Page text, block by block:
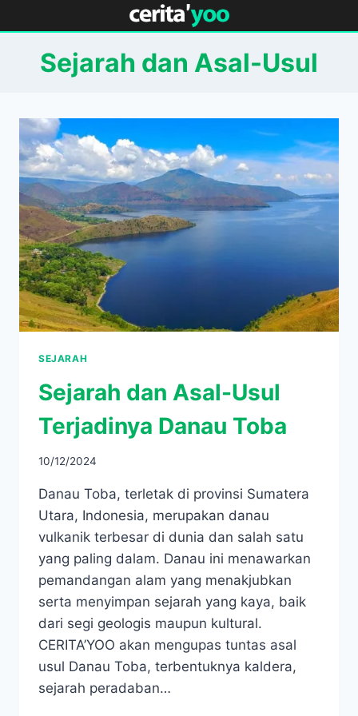
to
contentSejarah dan Asal-Usul
SEJARAH
Sejarah dan Asal-Usul
Terjadinya Danau Toba
10/12/2024
Danau Toba, terletak di provinsi Sumatera
Utara, Indonesia, merupakan danau
vulkanik terbesar di dunia dan salah satu
yang paling dalam. Danau ini menawarkan
pemandangan alam yang menakjubkan
serta menyimpan sejarah yang kaya, baik
dari segi geologis maupun kultural.
CERITA’YOO akan mengupas tuntas asal
usul Danau Toba, terbentuknya kaldera,
sejarah peradaban…